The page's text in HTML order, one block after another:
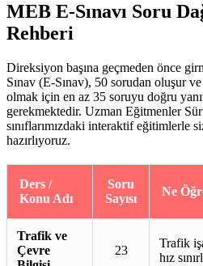
MEB E-Sınavı Soru
Rehberi
Direksiyon başına geçmeden önce
Sınav (E-Sınav), 50 sorudan oluşur
olmak için en az 35 soruyu doğru
gerekmektedir. Uzman Eğitmenler
sınıflarımızdaki interaktif eğitimlerle
hazırlıyoruz.
Ders /
Konu Adı
Soru
Sayısı
Ne
Trafik ve
Çevre
23
Trafik
hız